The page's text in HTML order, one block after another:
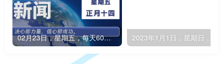
02月23日，星期五，每天60秒读懂全世界！